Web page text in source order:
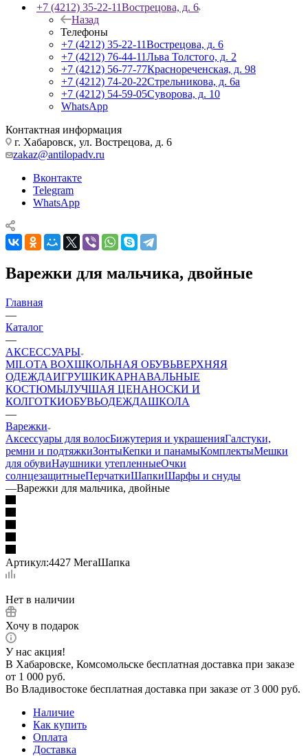
+7 (4212) 35-22-11Вострецова, д. 6
Назад
Телефоны
+7 (4212) 35-22-11Вострецова, д. 6
+7 (4212) 76-44-11Льва Толстого, д. 2
+7 (4212) 56-77-77Краснореченская, д. 98
+7 (4212) 74-20-22Стрельникова, д. 6а
+7 (4212) 54-59-05Суворова, д. 10
WhatsApp
Контактная информация
г. Хабаровск, ул. Вострецова, д. 6
zakaz@antilopadv.ru
Вконтакте
Telegram
WhatsApp
Варежки для мальчика, двойные
Главная
—
Каталог
—
АКСЕССУАРЫ
MILOTA BOXШКОЛЬНАЯ ОБУВЬВЕРХНЯЯ
ОДЕЖДАИГРУШКИКАРНАВАЛЬНЫЕ
КОСТЮМЫЛУЧШАЯ ЦЕНАНОСКИ И
КОЛГОТКИОБУВЬОДЕЖДАШКОЛА
—
Варежки
Аксессуары для волосБижутерия и украшенияГалстуки,
ремни и подтяжкиЗонтыКепки и панамыКомплектыМешки
для обувиНаушники утепленныеОчки
солнцезащитныеПерчаткиШапкиШарфы и снуды
—Варежки для мальчика, двойные
Артикул:4427 МегаШапка
Нет в наличии
Хочу в подарок
У нас акция!
В Хабаровске, Комсомольске бесплатная доставка при заказе
от 1 000 руб.
Во Владивостоке бесплатная доставка при заказе от 3 000 руб.
Наличие
Как купить
Оплата
Доставка